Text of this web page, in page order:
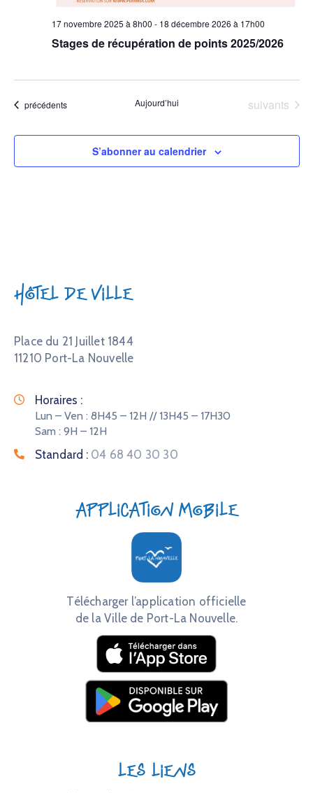
Stages de récupération de points 2025/2026
17 novembre 2025 à 8h00 - 18 décembre 2026 à 17h00
Évènements
précédents Aujourd’hui Évènements
suivants
S’abonner au calendrier
Hôtel de Ville
Place du 21 Juillet 1844
11210 Port-La Nouvelle
Horaires :
Lun – Ven : 8H45 – 12H // 13H45 – 17H30
Sam : 9H – 12H
Standard : 04 68 40 30 30
Application mobile
Télécharger l’application officielle
de la Ville de Port-La Nouvelle.
Les liens